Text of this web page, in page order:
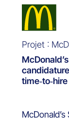
Projet :
time‑to‑hire